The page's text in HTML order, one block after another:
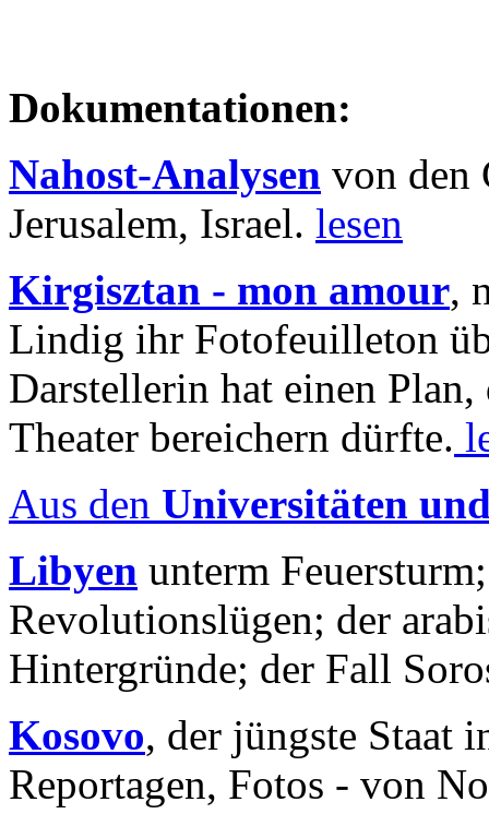
Dokumentationen:
Nahost-Analysen von den
Jerusalem, Israel. lesen
Kirgisztan - mon amour,
Lindig ihr Fotofeuilleton
Darstellerin hat einen Plan,
Theater bereichern dürfte.
Aus den Universitäten
Libyen unterm
Revolutionslügen; der
Hintergründe; der Fall
Kosovo, der jüngste Staat
Reportagen, Fotos - von